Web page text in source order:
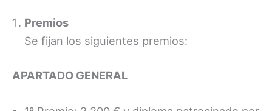
Premios
Se fijan los siguientes premios:
APARTADO GENERAL